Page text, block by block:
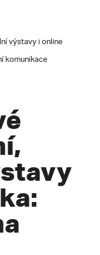
výstavy i online
komunikace